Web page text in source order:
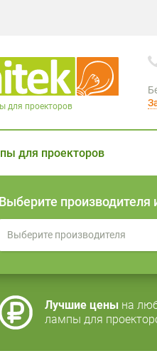
для проекторов
для проекторов
Выберите производителя
Выберите производителя
Лучшие цены на
лампы для